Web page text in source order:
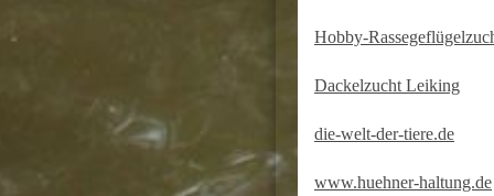
Hobby-
Dackelzucht Leiking
die-welt-der-tiere.de
www.huehner-haltung.de